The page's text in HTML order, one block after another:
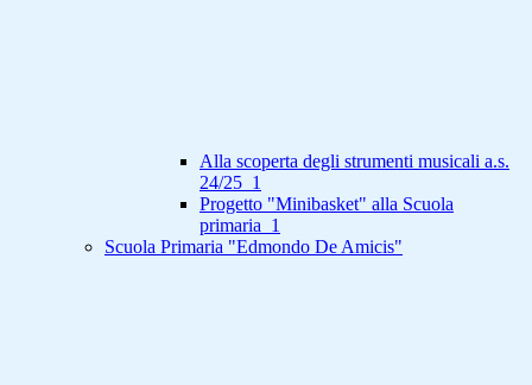
Alla scoperta degli strumenti musicali a.s.
24/25_1
Progetto "Minibasket" alla Scuola
primaria_1
Scuola Primaria "Edmondo De Amicis"